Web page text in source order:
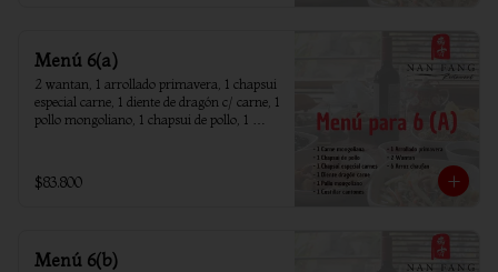
Menú 6(a)
2 wantan, 1 arrollado primavera, 1 chapsui
especial carne, 1 diente de dragón c/ carne, 1
pollo mongoliano, 1 chapsui de pollo, 1
$83.800
Menú 6(b)